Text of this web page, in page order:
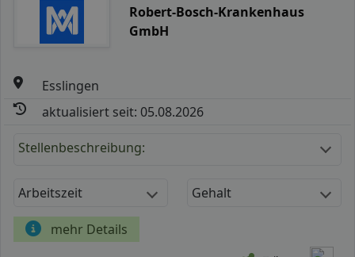
Robert-Bosch-Krankenhaus
GmbH
Esslingen
aktualisiert seit: 05.08.2026
Stellenbeschreibung:
Arbeitszeit Gehalt
mehr Details